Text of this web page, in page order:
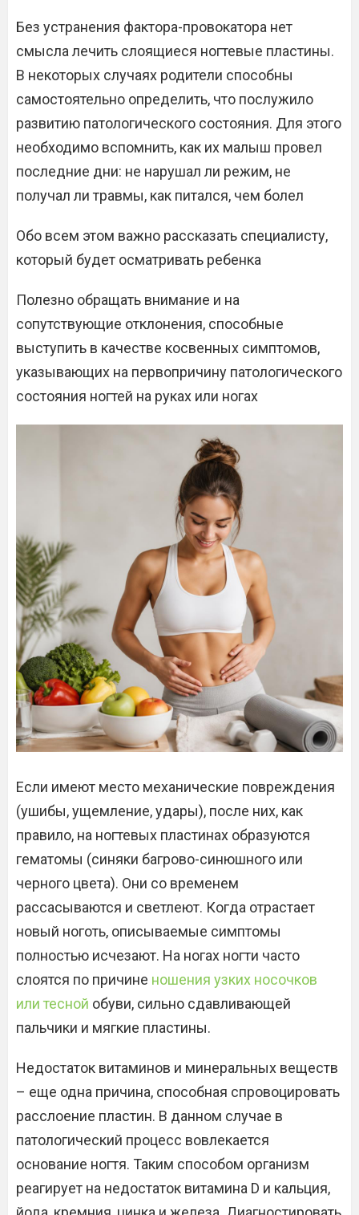
Без устранения фактора-провокатора нет
смысла лечить слоящиеся ногтевые пластины.
В некоторых случаях родители способны
самостоятельно определить, что послужило
развитию патологического состояния. Для этого
необходимо вспомнить, как их малыш провел
последние дни: не нарушал ли режим, не
получал ли травмы, как питался, чем болел
Обо всем этом важно рассказать специалисту,
который будет осматривать ребенка
Полезно обращать внимание и на
сопутствующие отклонения, способные
выступить в качестве косвенных симптомов,
указывающих на первопричину патологического
состояния ногтей на руках или ногах
Если имеют место механические повреждения
(ушибы, ущемление, удары), после них, как
правило, на ногтевых пластинах образуются
гематомы (синяки багрово-синюшного или
черного цвета). Они со временем
рассасываются и светлеют. Когда отрастает
новый ноготь, описываемые симптомы
полностью исчезают. На ногах ногти часто
слоятся по причине ношения узких носочков
или тесной обуви, сильно сдавливающей
пальчики и мягкие пластины.
Недостаток витаминов и минеральных веществ
– еще одна причина, способная спровоцировать
расслоение пластин. В данном случае в
патологический процесс вовлекается
основание ногтя. Таким способом организм
реагирует на недостаток витамина D и кальция,